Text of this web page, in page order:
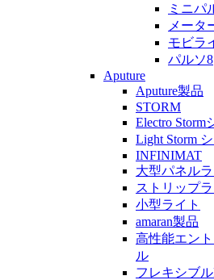
ミニパ
メータ
モビラ
パルソ8
Aputure
Aputure製品
STORM
Electro Storm
Light Storm
INFINIMAT
大型パネルラ
ストリップラ
小型ライト
amaran製品
高性能エン
ル
フレキシブ